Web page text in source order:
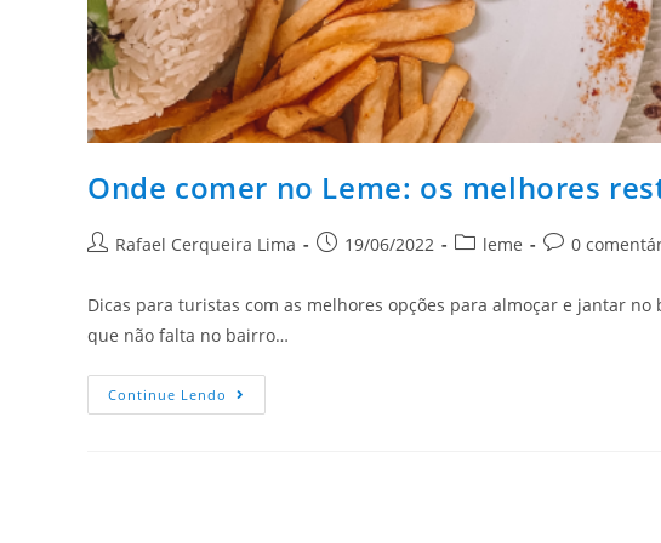
Onde comer no Leme: os melhores
Rafael Cerqueira Lima 19/06/2022 leme 0
Dicas para turistas com as melhores opções para almoçar e jantar no
que não falta no bairro…
Continue Lendo